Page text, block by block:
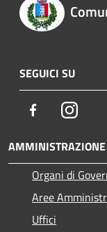
SEGUICI SU
Facebook
AMMINISTRAZIONE
Organi di
Aree
Uffici